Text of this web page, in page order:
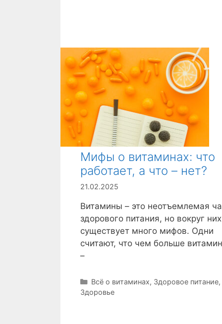
Мифы о витаминах: что
работает, а что – нет?
21.02.2025
Витамины – это неотъемлемая
здорового питания, но вокруг них
существует много мифов. Одни
считают, что чем больше
–
Р
у
Всё о витаминах, Здоровое питание,
Здоровье